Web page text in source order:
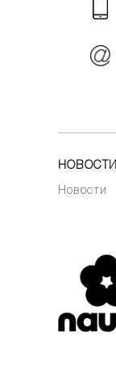
НОВОСТИ
Новости